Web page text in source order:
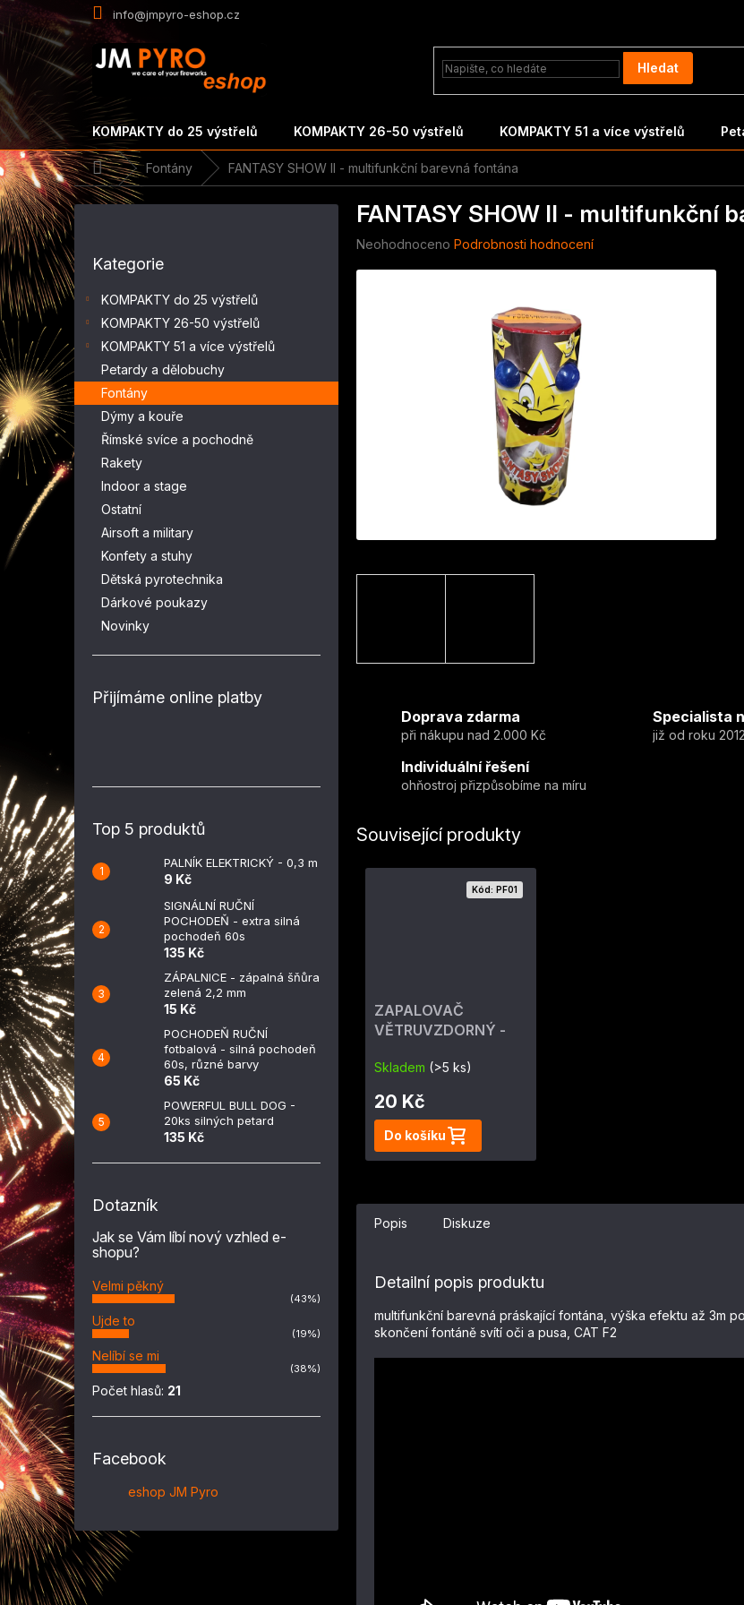
Přejít
obsah
info@jmpyro-eshop.cz
Hledat
KOMPAKTY do 25 výstřelů KOMPAKTY 26-50 výstřelů KOMPAKTY 51 a více výstřelů
DomůFontány FANTASY SHOW II - multifunkční barevná fontána
P
o
s
t
r
a
í
p
a
n
l
kategorie
Kategorie
KOMPAKTY do 25 výstřelů
KOMPAKTY 26-50 výstřelů
KOMPAKTY 51 a více výstřelů
Petardy a dělobuchy
Fontány
Dýmy a kouře
Římské svíce a pochodně
Rakety
Indoor a stage
Ostatní
Airsoft a military
Konfety a stuhy
Dětská pyrotechnika
Dárkové poukazy
Novinky
Přijímáme online platby
Top 5 produktů
PALNÍK ELEKTRICKÝ - 0,3 m
9 Kč
SIGNÁLNÍ RUČNÍ
POCHODEŇ - extra silná
pochodeň 60s
135 Kč
ZÁPALNICE - zápalná šňůra
zelená 2,2 mm
15 Kč
POCHODEŇ RUČNÍ
fotbalová - silná pochodeň
60s, různé barvy
65 Kč
POWERFUL BULL DOG -
20ks silných petard
135 Kč
Dotazník
Jak se Vám líbí nový vzhled e-
shopu?
Velmi pěkný
(43%)
Ujde to
(19%)
Nelíbí se mi
(38%)
Počet hlasů: 21
Facebook
eshop JM Pyro
FANTASY SHOW II - multifunkční
Průměrné
Neohodnoceno Podrobnosti hodnocení
Doprava zdarma
při nákupu nad 2.000 Kč
Specialista
již od roku 2012
Individuální řešení
ohňostroj přizpůsobíme na míru
Související produkty
ZAPALOVAČ
VĚTRUVZDORNÝ -
Skladem (>5 ks)
20 Kč
Do košíku
Kód: PF01
Popis Diskuze
Detailní popis produktu
multifunkční barevná práskající fontána, výška efektu až 3m
skončení fontáně svítí oči a pusa, CAT F2